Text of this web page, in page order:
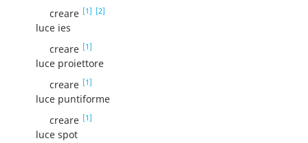
creare [1] [2]
luce ies
creare [1]
luce proiettore
creare [1]
luce puntiforme
creare [1]
luce spot